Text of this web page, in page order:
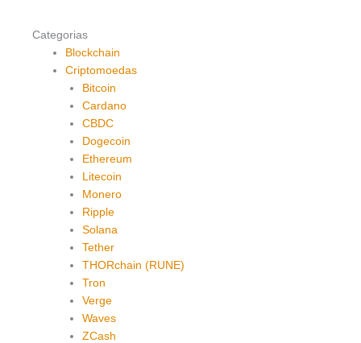
Categorias
Blockchain
Criptomoedas
Bitcoin
Cardano
CBDC
Dogecoin
Ethereum
Litecoin
Monero
Ripple
Solana
Tether
THORchain (RUNE)
Tron
Verge
Waves
ZCash